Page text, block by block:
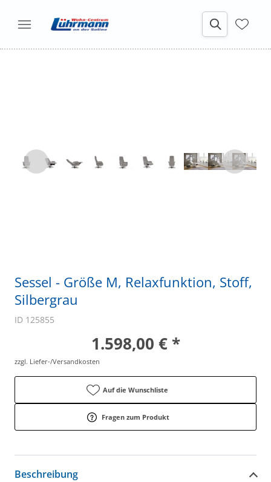
Sessel - Größe M, Relaxfunktion, Stoff,
Silbergrau
ID 125855
1.598,00 € *
zzgl. Liefer-/Versandkosten
Auf die Wunschliste
Fragen zum Produkt
Beschreibung